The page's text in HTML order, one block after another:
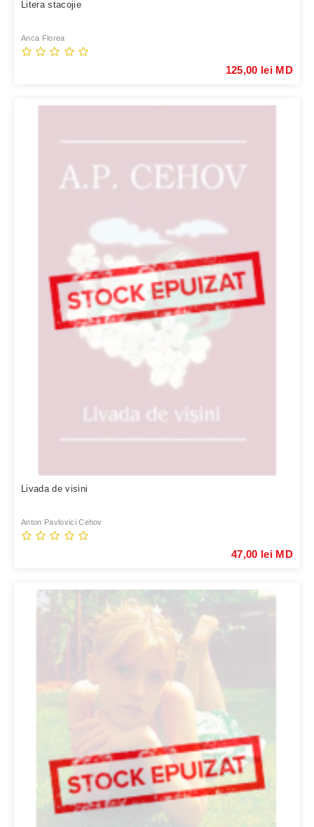
Litera stacojie
Anca Florea
125,00 lei MD
Livada de visini
Anton Pavlovici Cehov
47,00 lei MD